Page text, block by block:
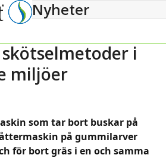
Nyheter
i
miljöer
som tar bort buskar på
på gummilarver
för bort gräs i en och samma